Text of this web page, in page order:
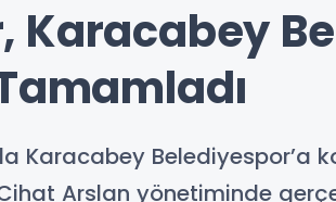
Karacabey
Karacabey Belediyespor’a
Arslan yönetiminde